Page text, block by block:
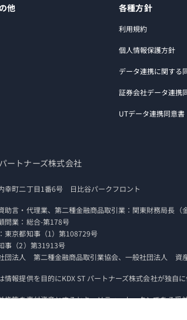
他 各種方針
利用規約
個人情報保護方針
データ連携に関する
証券会社データ連携
UTデータ連携同意書
ートナーズ株式会社
幸町二丁目1番6号 日比谷パークフロント
助言・代理業、第二種金融商品取引業：関東財務局長（
問業：総合-第178号
東京都知事（1）第108729号
事（2）第31913号
団法人 第二種金融商品取引業協会、一般社団法人
情報提供を目的にKDX ST パートナーズ株式会社が独自
権等を裏付資産とするセキュリティ・トークンである